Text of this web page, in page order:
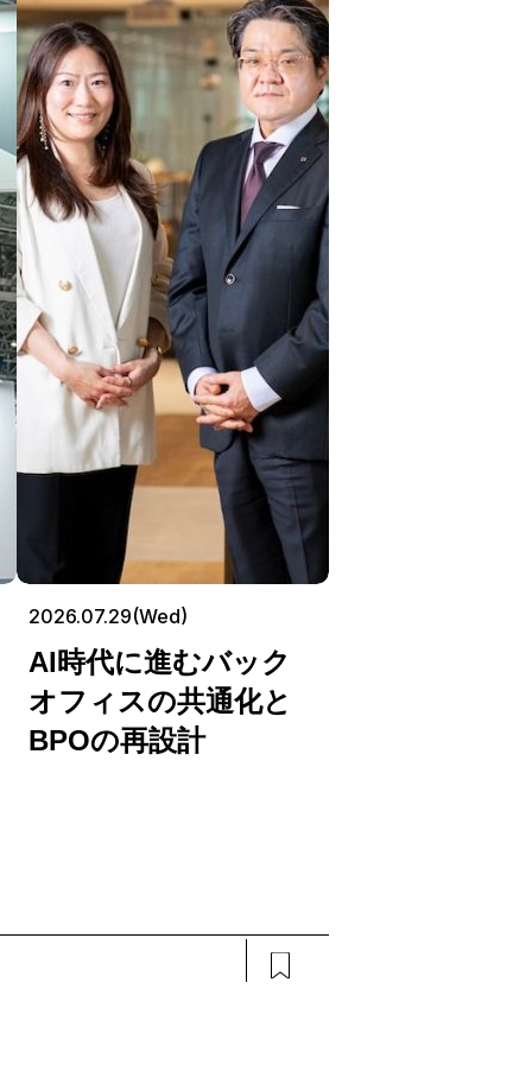
2026.07.29(Wed)
AI時代に進むバック
オフィスの共通化と
BPOの再設計